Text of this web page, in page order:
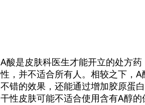
A酸是皮肤科医生才能开立的处方
性，并不适合所有人。相较之下，
不错的效果，还能通过增加胶原蛋
干性皮肤可能不适合使用含有A醇的